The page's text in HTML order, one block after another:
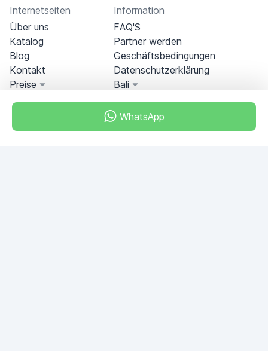
WhatsApp
Internetseiten
Über uns
Katalog
Blog
Kontakt
Preise
Information
FAQ'S
Partner werden
Geschäftsbedingungen
Datenschutzerklärung
Bali